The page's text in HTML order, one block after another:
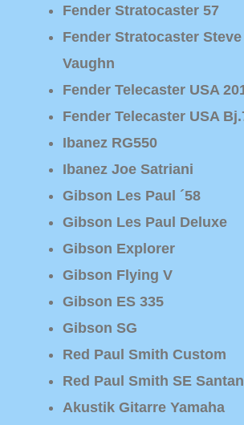
Fender Stratocaster 57
Fender Stratocaster
Vaughn
Fender Telecaster USA
Fender Telecaster USA
Ibanez RG550
Ibanez Joe Satriani
Gibson Les Paul ´58
Gibson Les Paul Deluxe
Gibson Explorer
Gibson Flying V
Gibson ES 335
Gibson SG
Red Paul Smith Custom
Red Paul Smith SE
Akustik Gitarre Yamaha